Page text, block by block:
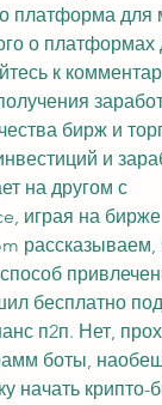
платформа для
о платформах
к
бирж и
и
на другом с
играя на бирже
рассказываем,
бесплатно
п2п. Нет,
боты,
начать крипто-